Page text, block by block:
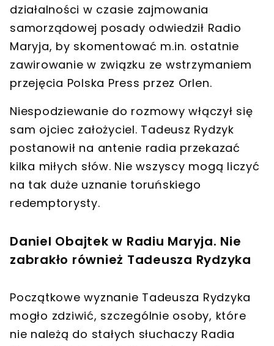
działalności w czasie zajmowania
samorządowej posady odwiedził Radio
Maryja, by skomentować m.in. ostatnie
zawirowanie w związku ze wstrzymaniem
przejęcia Polska Press przez Orlen.
Niespodziewanie do rozmowy włączył się
sam ojciec założyciel. Tadeusz Rydzyk
postanowił na antenie radia przekazać
kilka miłych słów. Nie wszyscy mogą liczyć
na tak duże uznanie toruńskiego
redemptorysty.
Daniel Obajtek w Radiu Maryja. Nie
zabrakło również Tadeusza Rydzyka
Początkowe wyznanie Tadeusza Rydzyka
mogło zdziwić, szczególnie osoby, które
nie należą do stałych słuchaczy Radia